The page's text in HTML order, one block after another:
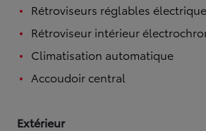
Rétroviseurs réglables
Rétroviseur intérieur
Climatisation automatique
Accoudoir central
Extérieur